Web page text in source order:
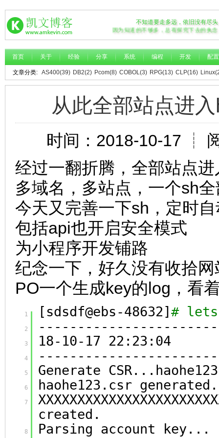
不知道要走多远，依旧没有尽头
因为知道的不够多，总有探究下去的执念
首页 关于 经验 分享 系统 编程 开发 配置
文章分类: AS400(39) DB2(2) Pcom(8) COBOL(3) RPG(13) CLP(16)
从此全部站点进
时间：2018-10-17 ┊
经过一翻折腾，全部站点
多域名，多站点，一个sh
今天又完善一下sh，定时
包括api也开启安全模式
为小程序开发铺路
纪念一下，好久没有收拾网
PO一个生成key的log，看
1
2
3
4
5
6
7
8
[sdsdf@ebs-48632] #
18-10-17 22:23:04
Generate
haohe123.csr generated.
created.
Parsing account key...